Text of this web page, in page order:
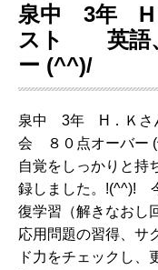
泉中 3年 H
スト 英語
ー (^^)/
泉中 3年 H．Ｋ
会 ８０点オーバー
自覚をしっかりと持
録しました。!(^^)!
復学習（解きなおし
応用問題の習得、サ
ド力をチェックし、